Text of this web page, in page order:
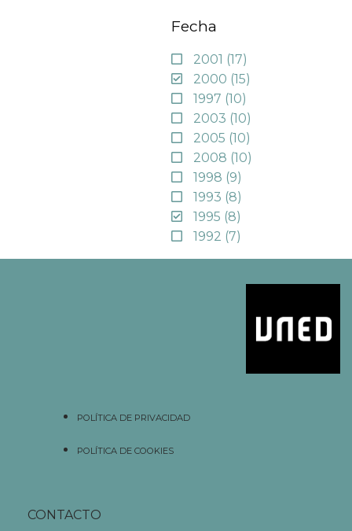
Fecha
2001 (17)
2000 (15)
1997 (10)
2003 (10)
2005 (10)
2008 (10)
1998 (9)
1993 (8)
1995 (8)
1992 (7)
POLÍTICA DE PRIVACIDAD
POLÍTICA DE COOKIES
CONTACTO